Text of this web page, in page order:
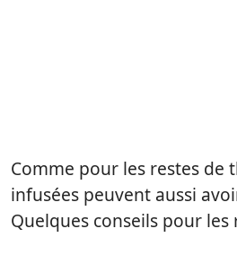
Comme pour les restes de
infusées peuvent aussi
Quelques conseils pour les